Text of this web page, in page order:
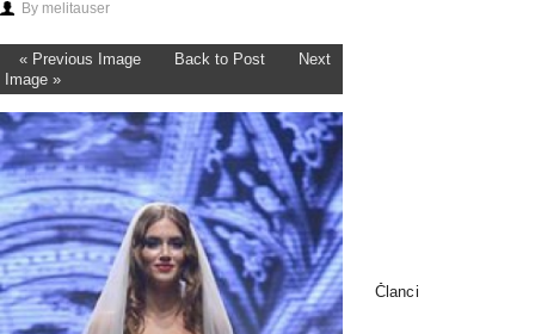
By melitauser
« Previous Image Back to Post
Next
Image »
Članci